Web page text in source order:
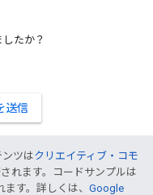
たか？
送信
ツはクリエイティブ・コモ
れます。コードサンプルは
す。詳しくは、 Google